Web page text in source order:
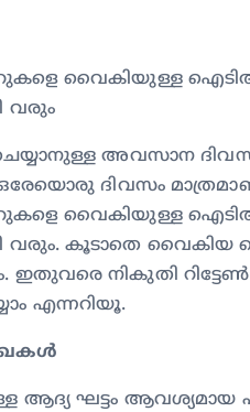
വൈകിയുള്ള
വരും
അവസാന
ദിവസം
വൈകിയുള്ള
വരും. കൂടാതെ
ഇതുവരെ നികുതി
എന്നറിയൂ.
ആദ്യ ഘട്ടം ആവശ്യമായ